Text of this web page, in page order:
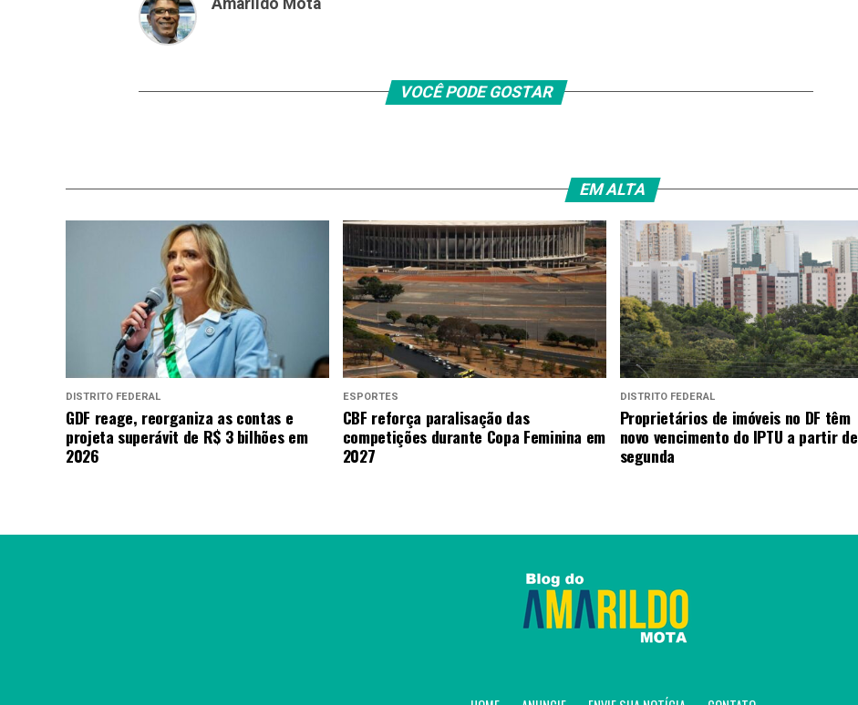
VOCÊ PODE GOSTAR
EM ALTA
DISTRITO FEDERAL
GDF reage, reorganiza as contas e
projeta superávit de R$ 3 bilhões em
2026
ESPORTES
CBF reforça paralisação das
competições durante Copa Feminina em
2027
DISTRITO FEDERAL
Proprietários de imóveis no DF têm
novo vencimento do IPTU a partir de
segunda